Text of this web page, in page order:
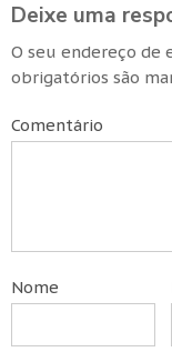
Deixe uma
O seu endereço de
obrigatórios são
Comentário
Nome